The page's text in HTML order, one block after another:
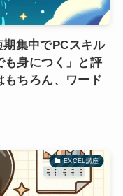
集中でPCスキル
も身につく」と評
もちろん、ワード
EXCEL講座